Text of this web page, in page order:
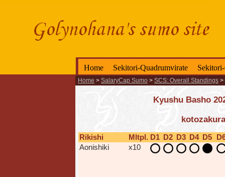
Home Sekitori-Quadrumvirate
Home > SalaryCap Sumo > SCS: Overall Standings >
Kyushu Basho
Rikishi Mltpl. D1 D2 D3 D4 D5
Aonishiki
x10